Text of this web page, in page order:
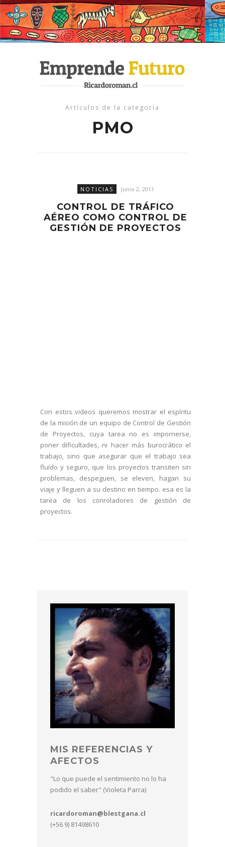
Artículos de la categoría
PMO
NOTICIAS Junio 2, 2011
CONTROL DE TRÁFICO
AÉREO COMO CONTROL DE
GESTIÓN DE PROYECTOS
Con estos videos queremos mostrar el espíritu
de la misión de un equipo de Control de Gestión
de Proyectos, cuya tarea no es impornerse,
poner dificultades, ni hacer más burocrático el
trabajo, sino que asegurar que el trabajo sea
fluído y seguro, que los proyectos transiten sin
problemas, despeguen, se eleven, hagan su
viaje y lleguen a su destino en tiempo. esa es la
tarea de los conroladores de gestión de
proyectos.
MIS REFERENCIAS Y
AFECTOS
"Lo que puede el sentimiento no lo ha
podido el saber" (Violeta Parra)
ricardoroman@blestgana.cl
(+56 9) 81498610